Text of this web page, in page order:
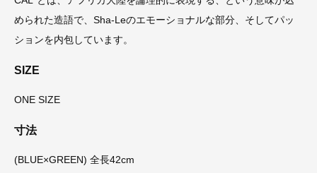
められた造語で、Sha-Leのエモーショナルな部分、そしてパッ
ションを内包しています。
SIZE
ONE SIZE
寸法
(BLUE×GREEN) 全長42cm